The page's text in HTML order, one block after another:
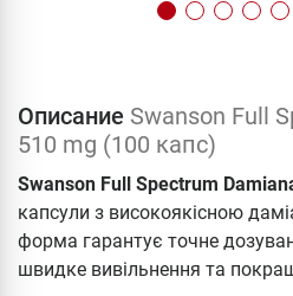
Описание Swanson Full
510 mg (100 капс)
Swanson Full Spectrum
капсули з високоякісною
форма гарантує точне
швидке вивільнення та